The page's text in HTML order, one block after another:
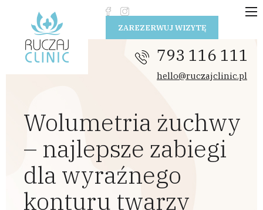
ZAREZERWUJ WIZYTĘ
793 116 111
hello@ruczajclinic.pl
Wolumetria żuchwy
– najlepsze zabiegi
dla wyraźnego
konturu twarzy